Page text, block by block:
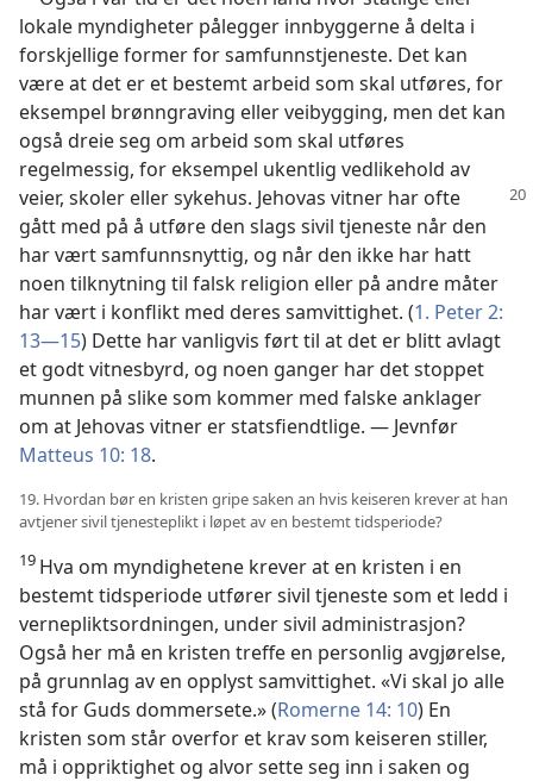
lokale myndigheter pålegger innbyggerne å delta i
forskjellige former for samfunnstjeneste. Det kan
være at det er et bestemt arbeid som skal utføres, for
eksempel brønngraving eller veibygging, men det kan
også dreie seg om arbeid som skal utføres
regelmessig, for eksempel ukentlig vedlikehold av
veier, skoler eller sykehus. Jehovas vitner har ofte
gått med på å utføre den slags sivil tjeneste når den
har vært samfunnsnyttig, og når den ikke har hatt
noen tilknytning til falsk religion eller på andre måter
har vært i konflikt med deres samvittighet. (1. Peter 2:
13—15) Dette har vanligvis ført til at det er blitt avlagt
et godt vitnesbyrd, og noen ganger har det stoppet
munnen på slike som kommer med falske anklager
om at Jehovas vitner er statsfiendtlige. — Jevnfør
Matteus 10: 18.
19. Hvordan bør en kristen gripe saken an hvis keiseren krever at han
avtjener sivil tjenesteplikt i løpet av en bestemt tidsperiode?
19 Hva om myndighetene krever at en kristen i en
bestemt tidsperiode utfører sivil tjeneste som et ledd i
vernepliktsordningen, under sivil administrasjon?
Også her må en kristen treffe en personlig avgjørelse,
på grunnlag av en opplyst samvittighet. «Vi skal jo alle
stå for Guds dommersete.» (Romerne 14: 10) En
kristen som står overfor et krav som keiseren stiller,
må i oppriktighet og alvor sette seg inn i saken og